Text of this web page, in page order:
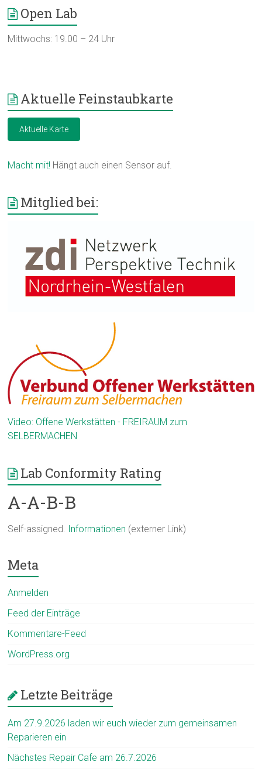
Open Lab
Mittwochs: 19.00 – 24 Uhr
Aktuelle Feinstaubkarte
Aktuelle Karte
Macht mit! Hängt auch einen Sensor auf.
Mitglied bei:
Video: Offene Werkstätten - FREIRAUM zum
SELBERMACHEN
Lab Conformity Rating
A-A-B-B
Self-assigned. Informationen (externer Link)
Meta
Anmelden
Feed der Einträge
Kommentare-Feed
WordPress.org
Letzte Beiträge
Am 27.9.2026 laden wir euch wieder zum gemeinsamen
Reparieren ein
Nächstes Repair Cafe am 26.7.2026